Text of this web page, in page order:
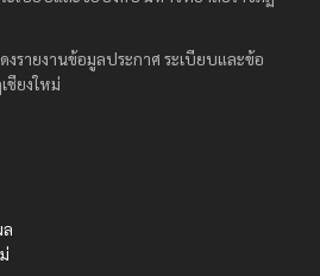
รายงานข้อมูลประกาศ ระเบียบและข้อ
ชียงใหม่
ล